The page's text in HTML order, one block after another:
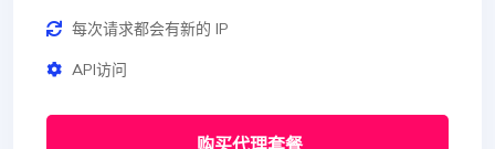
每次请求都会有新的 IP
API访问